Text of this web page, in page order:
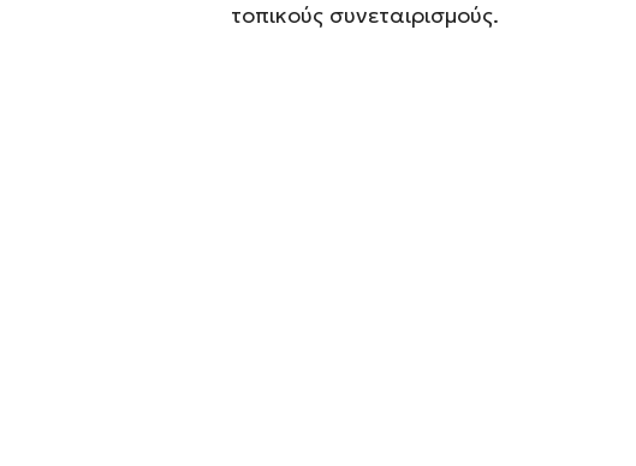
τοπικούς συνεταιρισμούς.